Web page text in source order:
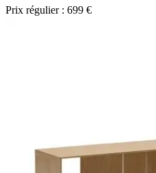
Prix régulier : 699 €